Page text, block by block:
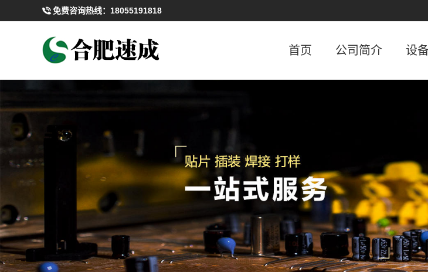
免费咨询热线： 18055191818
首页 公司简介 设